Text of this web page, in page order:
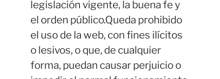
legislación vigente, la buena fe y
el orden público.Queda prohibido
el uso de la web, con fines ilícitos
o lesivos, o que, de cualquier
forma, puedan causar perjuicio o